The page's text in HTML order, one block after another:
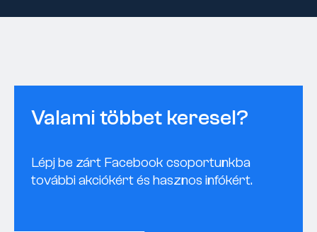
Valami többet keresel?
Lépj be zárt Facebook csoportunkba
további akciókért és hasznos infókért.